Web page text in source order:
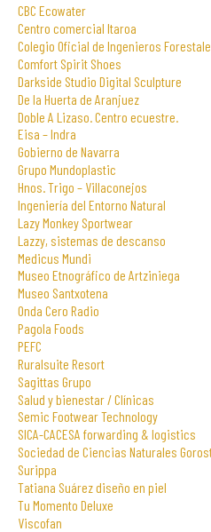
CBC Ecowater
Centro comercial Itaroa
Colegio Oficial de Ingenieros
Comfort Spirit Shoes
Darkside Studio Digital Sculpture
De la Huerta de Aranjuez
Doble A Lizaso. Centro ecuestre.
Eisa – Indra
Gobierno de Navarra
Grupo Mundoplastic
Hnos. Trigo – Villaconejos
Ingeniería del Entorno Natural
Lazy Monkey Sportwear
Lazzy, sistemas de descanso
Medicus Mundi
Museo Etnográfico de Artziniega
Museo Santxotena
Onda Cero Radio
Pagola Foods
PEFC
Ruralsuite Resort
Sagittas Grupo
Salud y bienestar / Clínicas
Semic Footwear Technology
SICA-CACESA forwarding & logistics
Sociedad de Ciencias Naturales
Surippa
Tatiana Suárez diseño en piel
Tu Momento Deluxe
Viscofan